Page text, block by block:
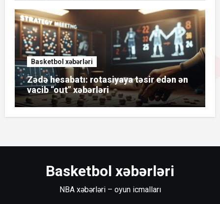
Basketbol xəbərləri
Zədə hesabatı: rotasiyaya təsir edən ən
vacib “out” xəbərləri
Basketbol xəbərləri
NBA xəbərləri – oyun icmalları